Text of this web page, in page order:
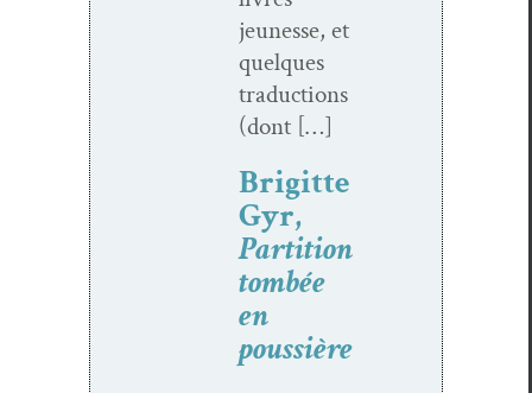
jeunesse, et
quelques
tra­duc­tions
(dont […]
Brigitte
Gyr,
Partition
tombée
en
poussière